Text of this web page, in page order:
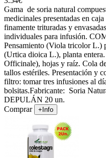
Gama de soria natural
medicinales presentadas en
finamente trituradas y
individuales para infusión.
Pensamiento (Viola tricolor L.)
(Urtica dioica L.), planta
Officinale), hojas y raíz. Cola
tallos estériles. Presentación y
filtro: tomar tres infusiones al
bolsitas.Fabricante: Soria
DEPULÁN 20 un.
Comprar
+Info